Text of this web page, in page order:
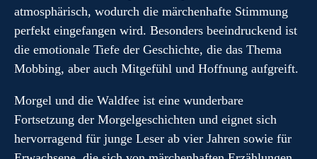
atmosphärisch, wodurch die märchenhafte Stimmung
perfekt eingefangen wird. Besonders beeindruckend ist
die emotionale Tiefe der Geschichte, die das Thema
Mobbing, aber auch Mitgefühl und Hoffnung aufgreift.
Morgel und die Waldfee ist eine wunderbare
Fortsetzung der Morgelgeschichten und eignet sich
hervorragend für junge Leser ab vier Jahren sowie für